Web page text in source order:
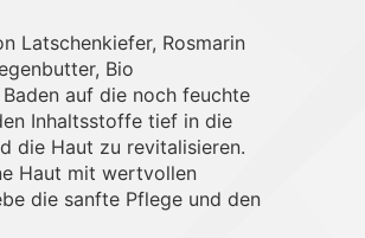
Latschenkiefer, Rosmarin
Bio
auf die noch feuchte
Inhaltsstoffe tief in die
die Haut zu revitalisieren.
Haut mit wertvollen
die sanfte Pflege und den